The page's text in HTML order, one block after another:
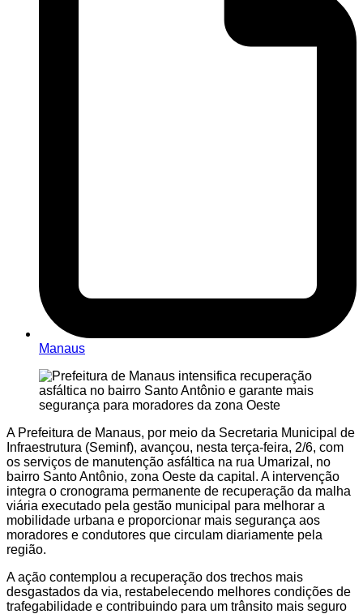
Manaus
A Prefeitura de Manaus, por meio da Secretaria Municipal de
Infraestrutura (Seminf), avançou, nesta terça-feira, 2/6, com
os serviços de manutenção asfáltica na rua Umarizal, no
bairro Santo Antônio, zona Oeste da capital. A intervenção
integra o cronograma permanente de recuperação da malha
viária executado pela gestão municipal para melhorar a
mobilidade urbana e proporcionar mais segurança aos
moradores e condutores que circulam diariamente pela
região.
A ação contemplou a recuperação dos trechos mais
desgastados da via, restabelecendo melhores condições de
trafegabilidade e contribuindo para um trânsito mais seguro